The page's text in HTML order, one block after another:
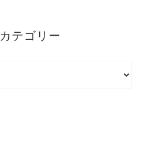
カテゴリー